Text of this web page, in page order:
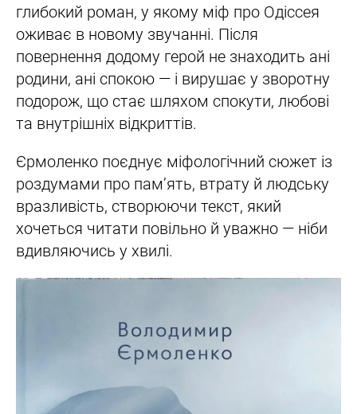
глибокий роман, у якому міф про Одіссея
оживає в новому звучанні. Після
повернення додому герой не знаходить ані
родини, ані спокою — і вирушає у зворотну
подорож, що стає шляхом спокути, любові
та внутрішніх відкриттів.
Єрмоленко поєднує міфологічний сюжет із
роздумами про пам’ять, втрату й людську
вразливість, створюючи текст, який
хочеться читати повільно й уважно — ніби
вдивляючись у хвилі.